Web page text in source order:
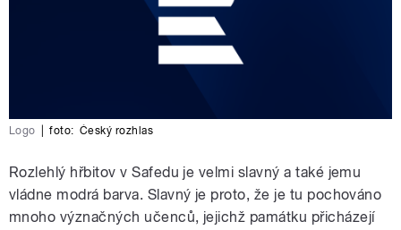
Logo foto: Český rozhlas
Rozlehlý hřbitov v Safedu je velmi slavný a také jemu
vládne modrá barva. Slavný je proto, že je tu pochováno
mnoho význačných učenců, jejichž památku přicházejí